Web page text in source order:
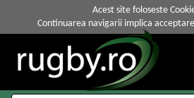
Acest site foloseste
Continuarea navigarii implica